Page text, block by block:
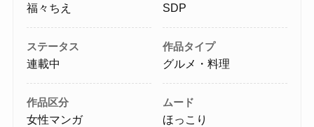
福々ちえ SDP
ステータス
連載中
作品タイプ
グルメ・料理
作品区分
女性マンガ
ムード
ほっこり